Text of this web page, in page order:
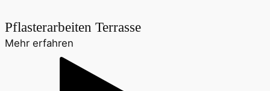
Pflasterarbeiten Terrasse
Mehr erfahren